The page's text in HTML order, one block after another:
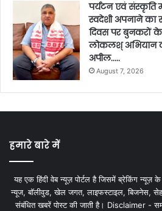
पर्यटन एवं संस्कृति
स्वदेशी अपनाने का
दिवस पर बुनकरों
लोकलश् अभियान
अपील…..
August 7, 2026
हमारे बारे में
यह एक हिंदी वेब न्यूज़ पोर्टल है जिसमें ब्रेकिंग न्यूज़ के
न्यूज, बॉलीवुड, खेल जगत, लाइफस्टाइल, बिजनेस,
संबंधित खबरें पोस्ट की जाती है। Disclaimer -